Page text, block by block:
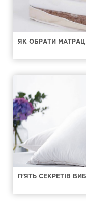
ЯК ОБРАТИ
П'ЯТЬ СЕКРЕТІВ